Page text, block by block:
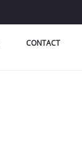
CONTACT